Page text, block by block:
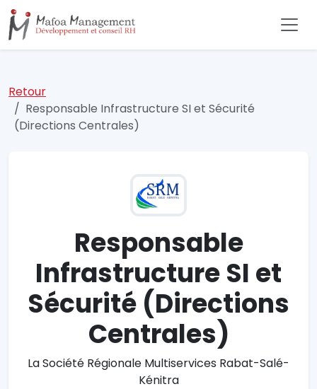
Retour
Responsable Infrastructure SI et Sécurité
(Directions Centrales)
Responsable
Infrastructure SI et
Sécurité (Directions
Centrales)
La Société Régionale Multiservices Rabat-Salé-
Kénitra